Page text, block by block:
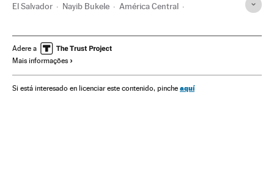
El Salvador Nayib Bukele América Central
Economia Repressão política
Adere a
Mais informações
Si está interesado en licenciar este contenido, pinche aquí